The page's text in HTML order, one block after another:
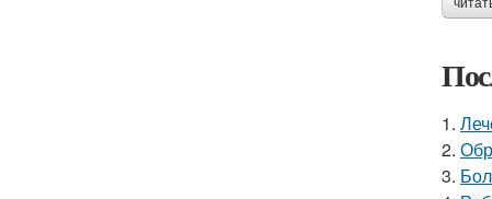
1.
2.
3.